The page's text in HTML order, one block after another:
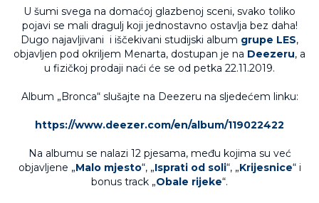
U šumi svega na domaćoj glazbenoj sceni, svako toliko
pojavi se mali dragulj koji jednostavno ostavlja bez daha!
Dugo najavljivani i iščekivani studijski album grupe LES,
objavljen pod okriljem Menarta, dostupan je na Deezeru, a
u fizičkoj prodaji naći će se od petka 22.11.2019.
Album „Bronca“ slušajte na Deezeru na sljedećem linku:
https://www.deezer.com/en/album/119022422
Na albumu se nalazi 12 pjesama, među kojima su već
objavljene „Malo mjesto“, „Isprati od soli“, „Krijesnice“ i
bonus track „Obale rijeke“.